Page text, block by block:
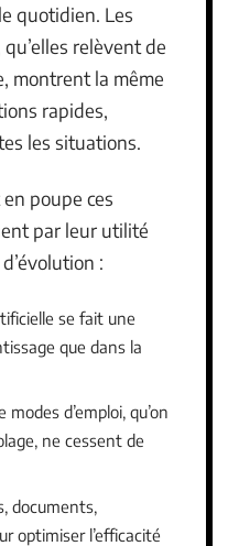
quotidien. Les
relèvent de
montrent la même
rapides,
les situations.
poupe ces
par leur utilité
:
se fait une
que dans la
d’emploi, qu’on
ne cessent de
documents,
optimiser l’efficacité